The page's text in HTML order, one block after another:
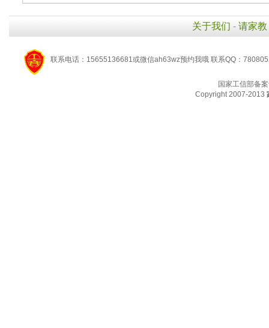
关于我们 - 请家教
联系电话：15655136681或微信ah63wz预约我哦 联系QQ：
国家工信部备
Copyright 2007-2013